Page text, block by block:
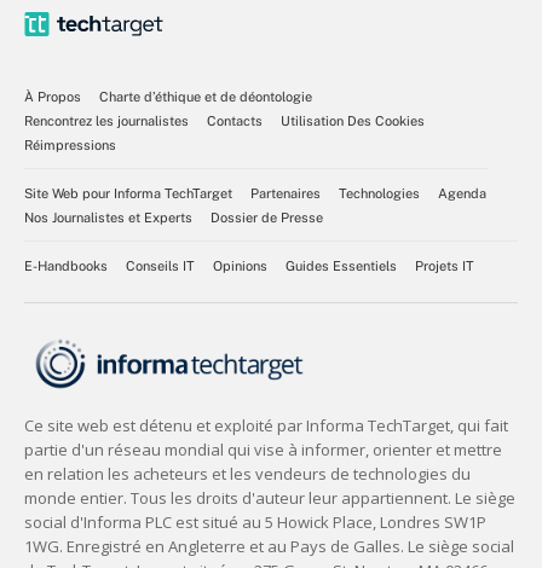
À Propos
Charte d’éthique et de déontologie
Rencontrez les journalistes
Contacts
Utilisation Des Cookies
Réimpressions
Site Web pour Informa TechTarget Partenaires Technologies
Agenda
Nos Journalistes et Experts
Dossier de Presse
E-Handbooks Conseils IT Opinions Guides Essentiels Projets IT